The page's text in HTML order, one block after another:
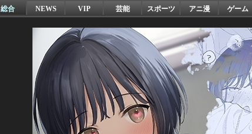
総合 NEWS VIP 芸能 スポーツ アニ漫 ゲーム